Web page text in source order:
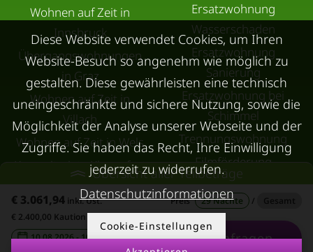
Übersicht aller Teilbeträge
€ 3.061,94 inkl. Ust. Preis 29 Nächte /
€ 2.400,00 Kaution
10.08.2026 - 10.09.2026
- Anfragen
Wohnen auf Zeit in
Innsbruck
Übergangswohnungen
in Graz
Wohnen auf Zeit in
Villach
Wohnen auf Zeit in Wels
Kurzzeitmiete Klagenfurt
Wohnen auf Zeit
Dornbirn
Kurzzeitmiete
Ersatzwohnung
Wasserschaden
Ersatzwohnung
Sanierung
Ersatzwohnung bei
Schimmel
Trennungswohnung
Filmförderung
Österreich
Diese Website verwendet Cookies, um Ihren
Website-Besuch so angenehm wie möglich zu
gestalten. Diese gewährleisten eine technisch
uneingeschränkte und sichere Nutzung, sowie die
Möglichkeit der Analyse unserer Webseite und der
Zugriffe. Sie haben das Recht, Ihre Einwilligung
jederzeit zu widerrufen.
Datenschutzinformationen
Cookie-Einstellungen